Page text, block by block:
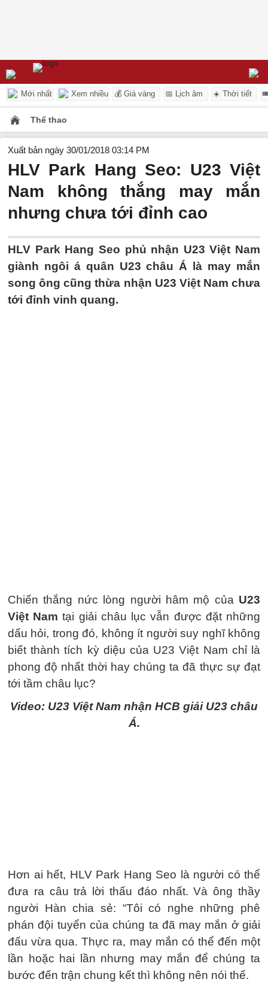
Mới nhất Xem nhiều 💰 Giá vàng 📅 Lịch âm ☀️ Thời tiết
Thể thao
Xuất bản ngày 30/01/2018 03:14 PM
HLV Park Hang Seo: U23 Việt
Nam không thắng may mắn
nhưng chưa tới đỉnh cao
HLV Park Hang Seo phủ nhận U23 Việt Nam
giành ngôi á quân U23 châu Á là may mắn
song ông cũng thừa nhận U23 Việt Nam chưa
tới đỉnh vinh quang.
Chiến thắng nức lòng người hâm mộ của U23
Việt Nam tại giải châu lục vẫn được đặt những
dấu hỏi, trong đó, không ít người suy nghĩ không
biết thành tích kỳ diệu của U23 Việt Nam chỉ là
phong độ nhất thời hay chúng ta đã thực sự đạt
tới tầm châu lục?
Video: U23 Việt Nam nhận HCB giải U23 châu
Á.
Hơn ai hết, HLV Park Hang Seo là người có thể
đưa ra câu trả lời thấu đáo nhất. Và ông thầy
người Hàn chia sẻ: “Tôi có nghe những phê
phán đội tuyển của chúng ta đã may mắn ở giải
đấu vừa qua. Thực ra, may mắn có thể đến một
lần hoặc hai lần nhưng may mắn để chúng ta
bước đến trận chung kết thì không nên nói thế.